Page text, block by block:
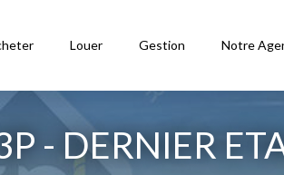
Louer Gestion Notre
- DERNIER